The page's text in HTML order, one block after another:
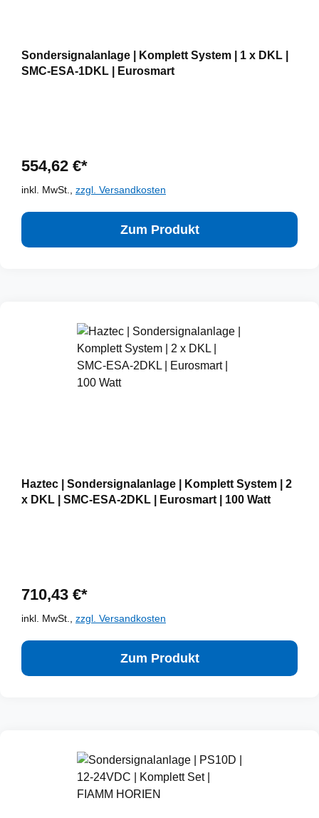
Sondersignalanlage | Komplett System | 1 x DKL |
SMC-ESA-1DKL | Eurosmart
554,62 €*
inkl. MwSt., zzgl. Versandkosten
Zum Produkt
Haztec | Sondersignalanlage | Komplett System | 2
x DKL | SMC-ESA-2DKL | Eurosmart | 100 Watt
710,43 €*
inkl. MwSt., zzgl. Versandkosten
Zum Produkt